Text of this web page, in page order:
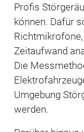
Profis
können. Dafür
Zeitaufwand
Die
Umgebung
werden.